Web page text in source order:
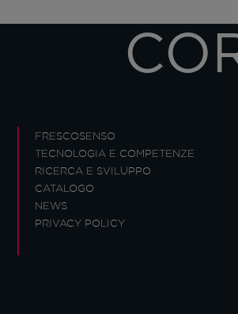
FRESCOSENSO
TECNOLOGIA E COMPETENZE
RICERCA E SVILUPPO
CATALOGO
NEWS
PRIVACY POLICY